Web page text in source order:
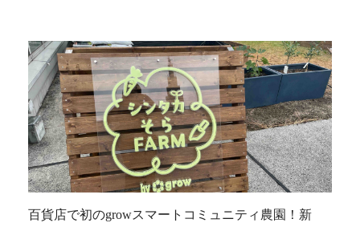
百貨店で初のgrowスマートコミュニティ農園！新